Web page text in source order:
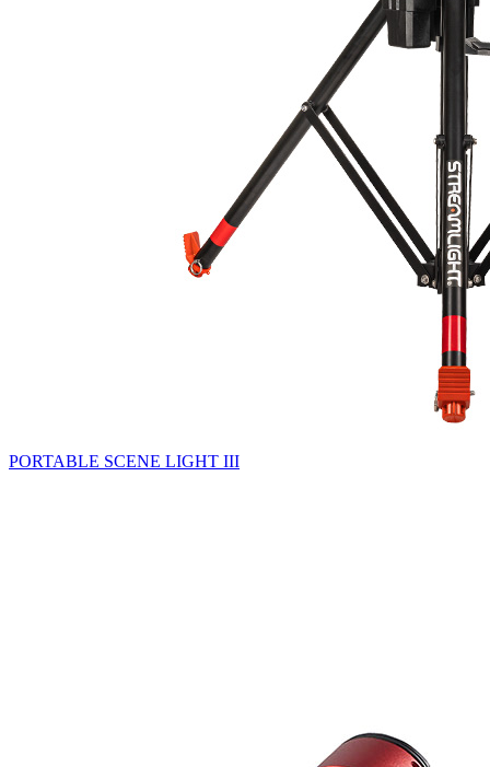
PORTABLE SCENE LIGHT III